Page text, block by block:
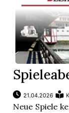
21.04.2026
Neue Spiele